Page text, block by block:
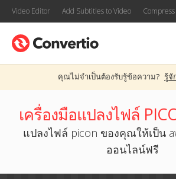
Video Editor Add Subtitles to Video
คุณไม่จำเป็นต้องรับรู้ข้อความ? รู้จั
เครื่องมือแปลงไฟล์
แปลงไฟล์ picon ของคุณให้เป็น
ออนไลน์ฟรี